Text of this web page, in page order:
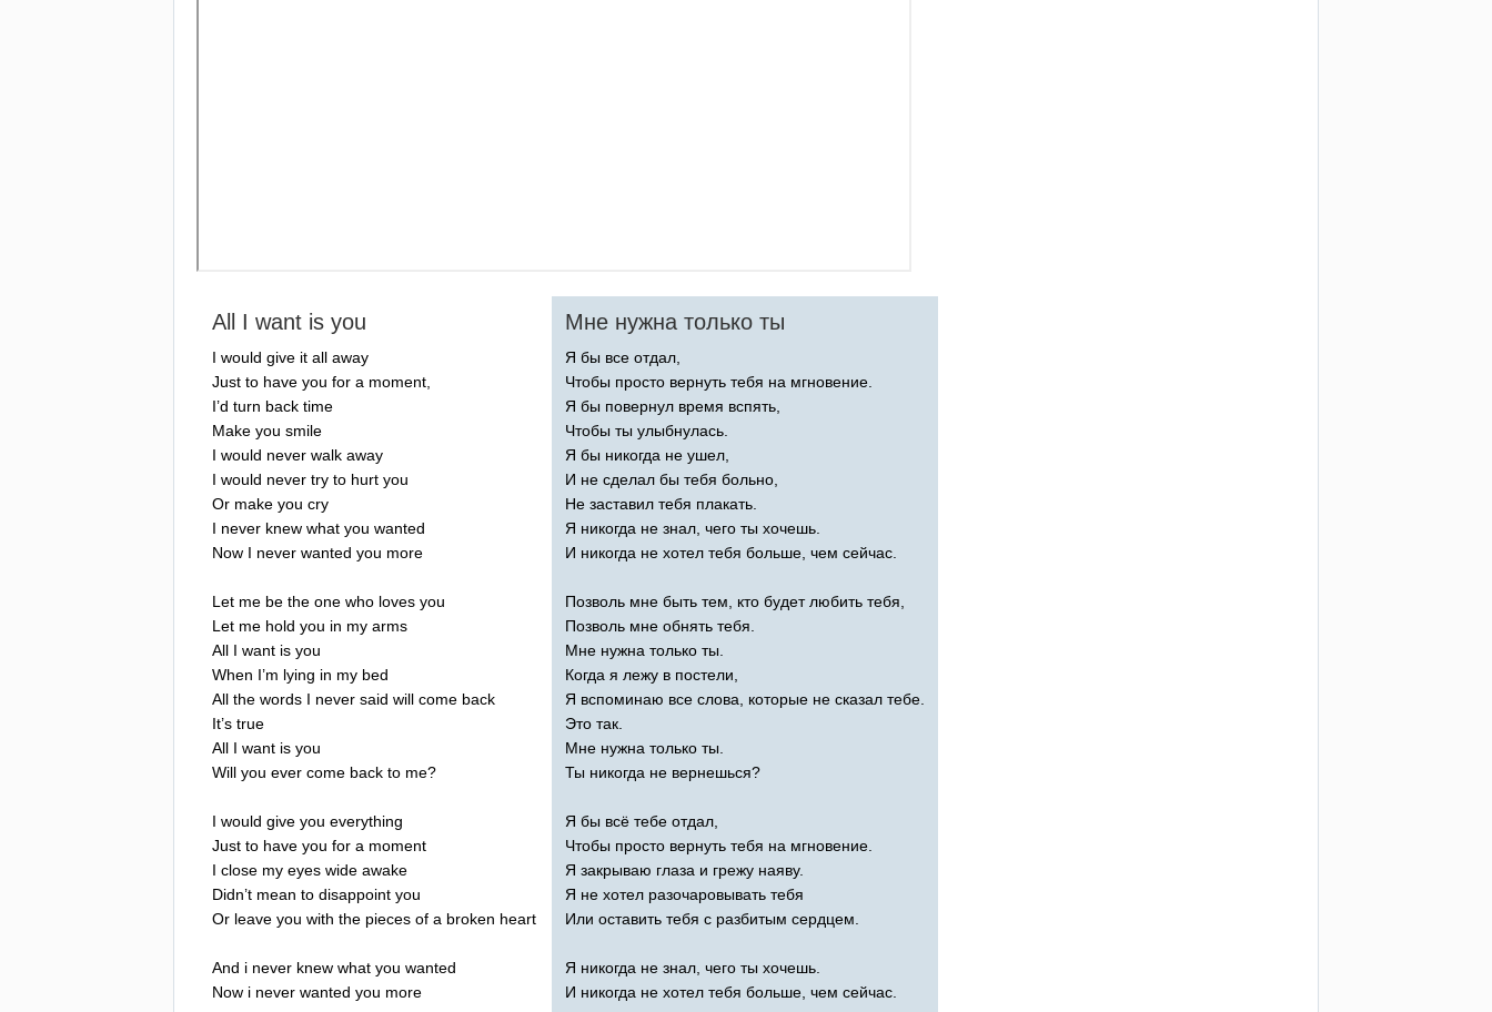
All I want is you
I would give it all away
Just to have you for a moment
I’d turn back time
Make you smile
I would never walk away
I would never try to hurt you
Or make you cry
I never knew what you wanted
Now I never wanted you more
Let me be the one who loves you
Let me hold you in my arms
All I want is you
When I’m lying in my bed
All the words I never said will come back
It’s true
All I want is you
Will you ever come back to me?
I would give you everything
Just to have you for a moment
I close my eyes wide awake
Didn’t mean to disappoint you
Or leave you with the pieces of a broken heart
And i never knew what you wanted
Now i never wanted you more
Мне нужна только ты
Я бы все отдал,
Чтобы просто вернуть тебя на мгновение.
Я бы повернул время вспять,
Чтобы ты улыбнулась.
Я бы никогда не ушел,
И не сделал бы тебя больно,
Не заставил тебя плакать.
Я никогда не знал, чего ты хочешь.
И никогда не хотел тебя больше, чем сейчас.
Позволь мне быть тем, кто будет любить тебя,
Позволь мне обнять тебя.
Мне нужна только ты.
Когда я лежу в постели,
Я вспоминаю все слова, которые не сказал тебе.
Это так.
Мне нужна только ты.
Ты никогда не вернешься?
Я бы всё тебе отдал,
Чтобы просто вернуть тебя на мгновение.
Я закрываю глаза и грежу наяву.
Я не хотел разочаровывать тебя
Или оставить тебя с разбитым сердцем.
Я никогда не знал, чего ты хочешь.
И никогда не хотел тебя больше, чем сейчас.